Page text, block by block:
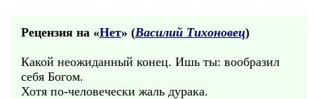
Рецензия на «Нет» (Василий Тихоновец)
Какой неожиданный конец. Ишь ты: вообразил
себя Богом.
Хотя по-человечески жаль дурака.